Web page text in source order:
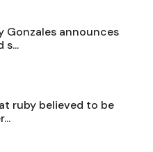
Gonzales announces
s...
ruby believed to be